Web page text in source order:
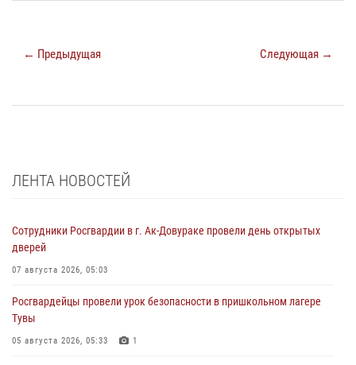
← Предыдущая Следующая →
ЛЕНТА НОВОСТЕЙ
Сотрудники Росгвардии в г. Ак-Довураке провели день открытых
дверей
07 августа 2026, 05:03
Росгвардейцы провели урок безопасности в пришкольном лагере
Тувы
05 августа 2026, 05:33 1